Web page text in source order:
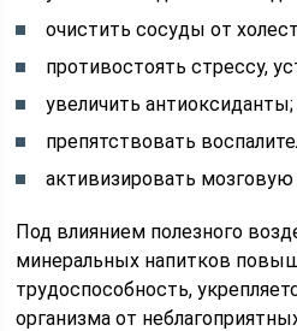
очистить сосуды от
противостоять стрессу,
увеличить антиоксиданты;
препятствовать
активизировать мозговую
Под влиянием полезного
минеральных напитков
трудоспособность,
организма от